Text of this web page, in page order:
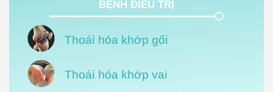
BỆNH ĐIỀU TRỊ
Thoái hóa khớp gối
Thoái hóa khớp vai